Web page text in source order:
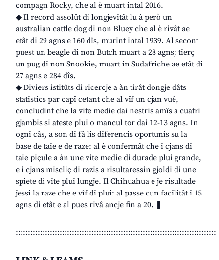
compagn Rocky, che al è muart intal 2016.
◆ Il record assolût di longjevitât lu à però un
australian cattle dog di non Bluey che al è rivât ae
etât di 29 agns e 160 dîs, murint intal 1939. Al secont
puest un beagle di non Butch muart a 28 agns; tierç
un pug di non Snookie, muart in Sudafriche ae etât di
27 agns e 284 dîs.
◆ Diviers istitûts di ricercje a àn tirât dongje dâts
statistics par capî cetant che al vîf un cjan vuê,
concludint che la vite medie dai nestris amîs a cuatri
gjambis si ateste plui o mancul tor dai 12-13 agns. In
ogni câs, a son di fâ lis diferencis oportunis su la
base de taie e de raze: al è confermât che i cjans di
taie piçule a àn une vite medie di durade plui grande,
e i cjans miscliç di razis a risultaressin gjoldi di une
spiete di vite plui lungje. Il Chihuahua e je risultade
jessi la raze che e vîf di plui: al passe cun facilitât i 15
agns di etât e al pues rivâ ancje fin a 20. ❚
::::::::::::::::::::::::::::::::::::::::::::::::::::::::::::::::::::::::::::::::::